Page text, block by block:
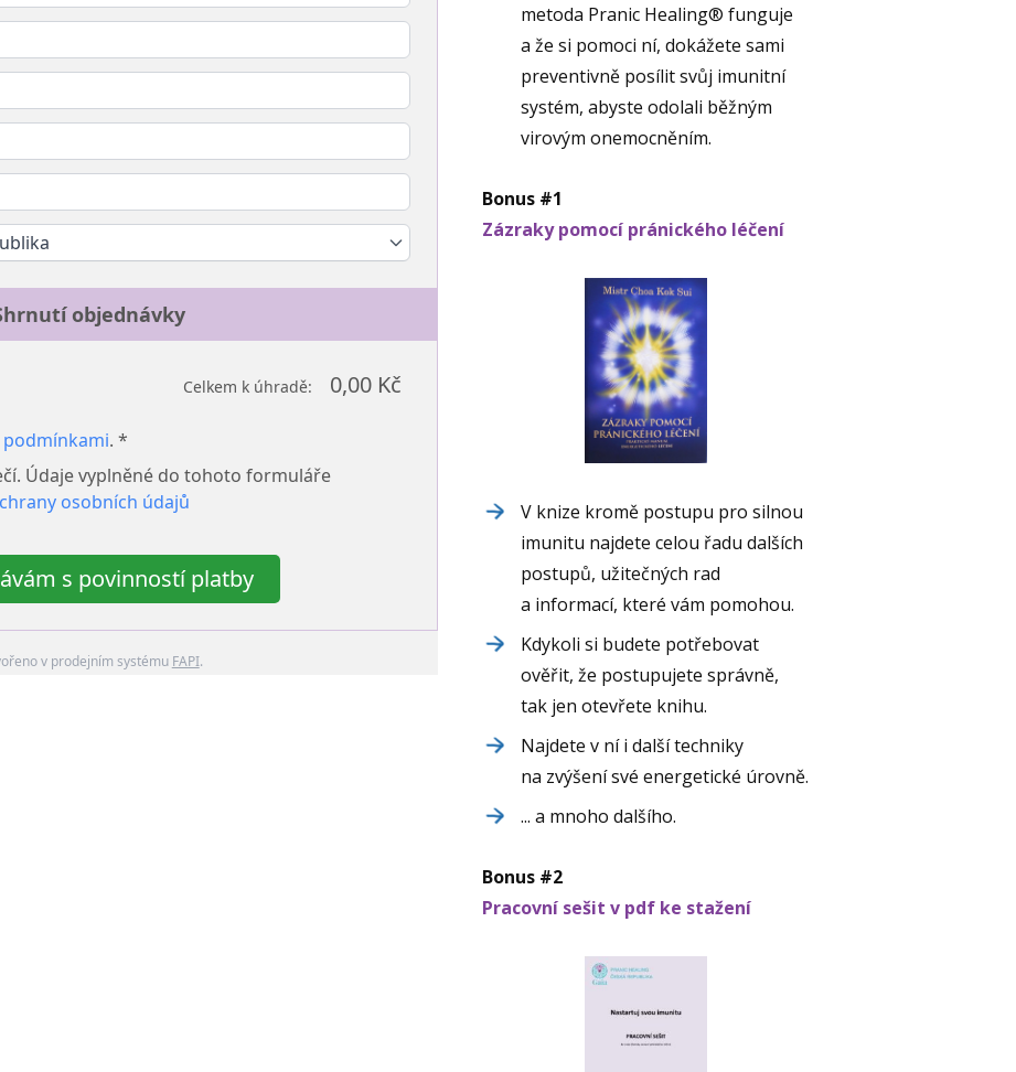
objednávky
Celkem k úhradě: 0,00 Kč
. *
Údaje vyplněné do tohoto formuláře
osobních údajů
s povinností platby
v prodejním systému FAPI.
metoda Pranic Healing® funguje
a že si pomoci ní, dokážete sami
preventivně posílit svůj imunitní
systém, abyste odolali běžným
virovým onemocněním.
Bonus #1
Zázraky pomocí pránického léčení
V knize kromě postupu pro silnou
imunitu najdete celou řadu dalších
postupů, užitečných rad
a informací, které vám pomohou.
Kdykoli si budete potřebovat
ověřit, že postupujete správně,
tak jen otevřete knihu.
Najdete v ní i další techniky
na zvýšení své energetické úrovně.
... a mnoho dalšího.
Bonus #2
Pracovní sešit v pdf ke stažení